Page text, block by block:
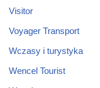
Visitor
Voyager Transport
Wczasy i turystyka
Wencel Tourist